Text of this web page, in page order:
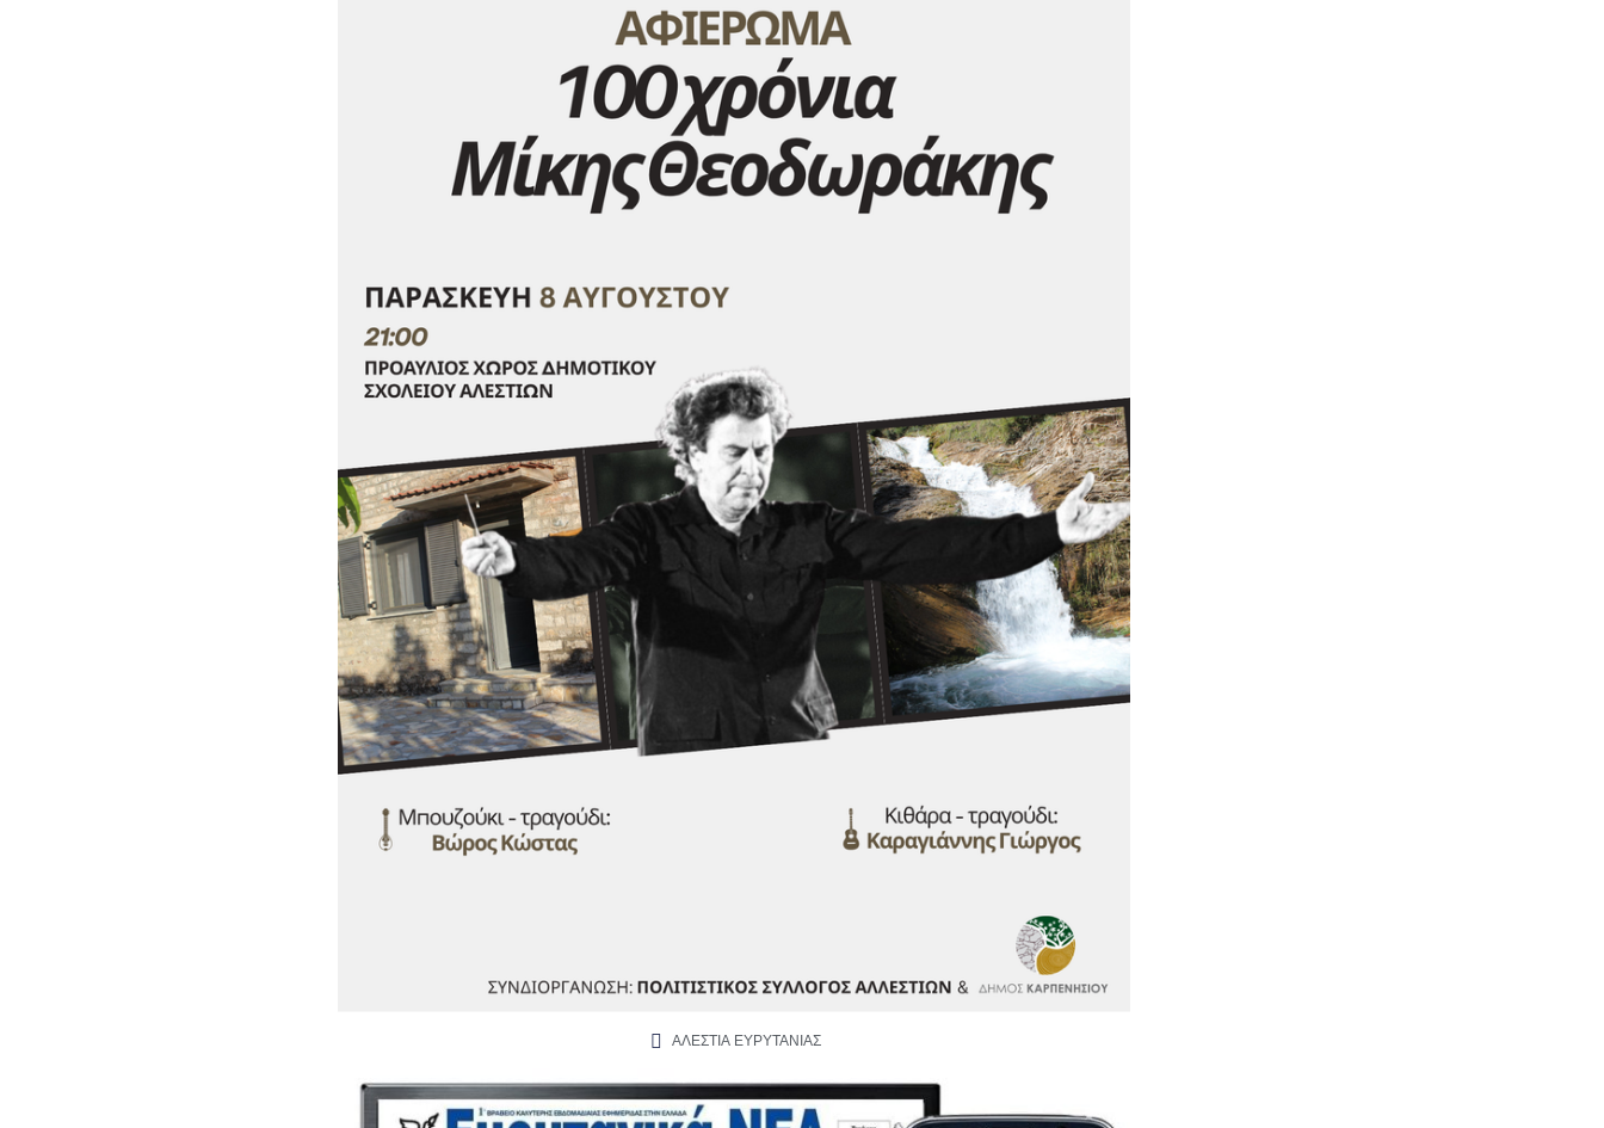
ΑΛΕΣΤΙΑ ΕΥΡΥΤΑΝΙΑΣ